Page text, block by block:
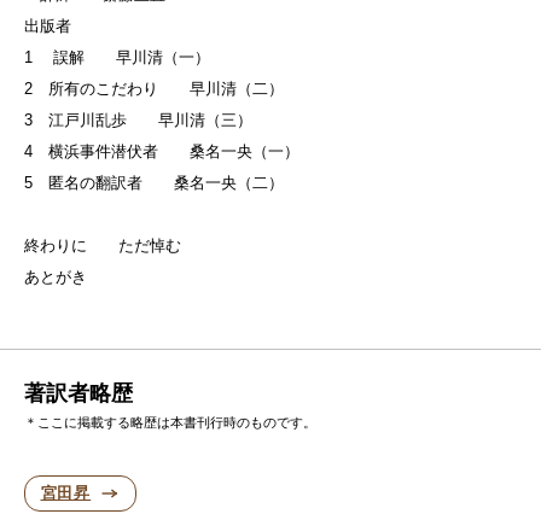
出版者
1 誤解 早川清（一）
2 所有のこだわり 早川清（二）
3 江戸川乱歩 早川清（三）
4 横浜事件潜伏者 桑名一央（一）
5 匿名の翻訳者 桑名一央（二）
終わりに ただ悼む
あとがき
著訳者略歴
＊ここに掲載する略歴は本書刊行時のものです。
宮田昇